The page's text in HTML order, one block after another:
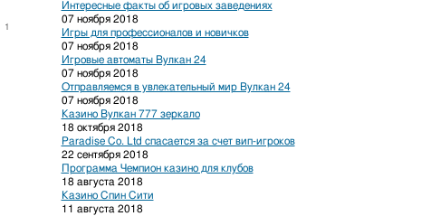
Интересные факты об игровых заведениях
07 ноября 2018
Игры для профессионалов и новичков
07 ноября 2018
Игровые автоматы Вулкан 24
07 ноября 2018
Отправляемся в увлекательный мир Вулкан 24
07 ноября 2018
Казино Вулкан 777 зеркало
18 октября 2018
Paradise Co. Ltd спасается за счет вип-игроков
22 сентября 2018
Программа Чемпион казино для клубов
18 августа 2018
Казино Спин Сити
11 августа 2018
1